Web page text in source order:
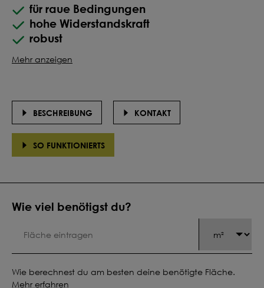
für raue Bedingungen
hohe Widerstandskraft
robust
Mehr anzeigen
Wie viel benötigst du?
Wie berechnest du am besten deine benötigte Fläche.
Mehr erfahren
BESCHREIBUNG KONTAKT
SO FUNKTIONIERTS